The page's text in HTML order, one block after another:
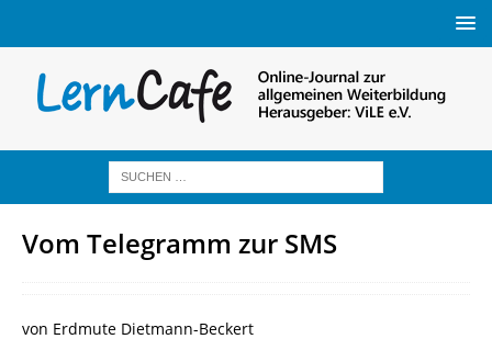
Vom Telegramm zur SMS
von Erdmute Dietmann-Beckert